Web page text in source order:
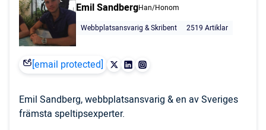
Emil SandbergHan/Honom
Webbplatsansvarig & Skribent
2519 Artiklar
[email protected]
Emil Sandberg, webbplatsansvarig & en av Sveriges
främsta speltipsexperter.